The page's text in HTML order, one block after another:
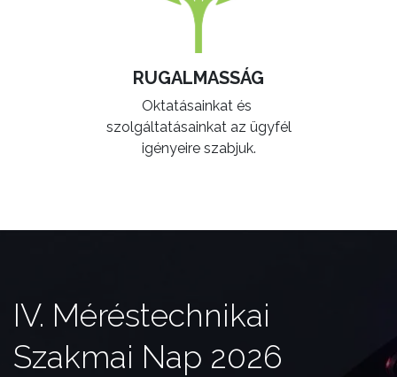
RUGALMASSÁG
Oktatásainkat és
szolgáltatásainkat az ügyfél
igényeire szabjuk.
IV. Méréstechnikai
Szakmai Nap 2026